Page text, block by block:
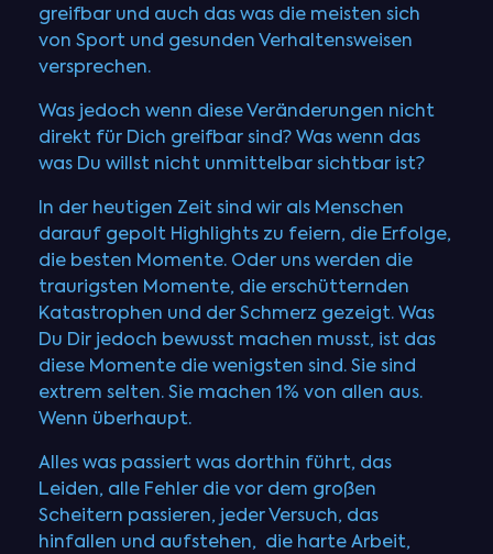
greifbar und auch das was die meisten sich
von Sport und gesunden Verhaltensweisen
versprechen.
Was jedoch wenn diese Veränderungen nicht
direkt für Dich greifbar sind? Was wenn das
was Du willst nicht unmittelbar sichtbar ist?
In der heutigen Zeit sind wir als Menschen
darauf gepolt Highlights zu feiern, die Erfolge,
die besten Momente. Oder uns werden die
traurigsten Momente, die erschütternden
Katastrophen und der Schmerz gezeigt. Was
Du Dir jedoch bewusst machen musst, ist das
diese Momente die wenigsten sind. Sie sind
extrem selten. Sie machen 1% von allen aus.
Wenn überhaupt.
Alles was passiert was dorthin führt, das
Leiden, alle Fehler die vor dem großen
Scheitern passieren, jeder Versuch, das
hinfallen und aufstehen, die harte Arbeit,